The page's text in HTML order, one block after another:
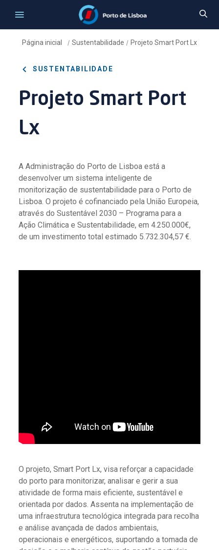
Página inicial / Sustentabilidade / Projeto Smart Port Lx
SUSTENTABILIDADE
Projeto Smart Port
Lx
A Administração do Porto de Lisboa está a
desenvolver um sistema inteligente de
monitorização de sustentabilidade para o Porto de
Lisboa. O projeto é cofinanciado pela União Europeia,
através do Sustentável 2030 – Programa para a
Ação Climática e Sustentabilidade, em 4.250.000€,
de um investimento total estimado 5.732.304,57 €.
O projeto, Smart Port Lx, visa reforçar a capacidade
do porto para monitorizar, analisar e gerir a sua
atividade de forma mais eficiente, sustentável e
orientada por dados. Assenta na implementação de
uma infraestrutura tecnológica integrada para recolha
e análise avançada de dados ambientais,
operacionais e energéticos, suportando a tomada de